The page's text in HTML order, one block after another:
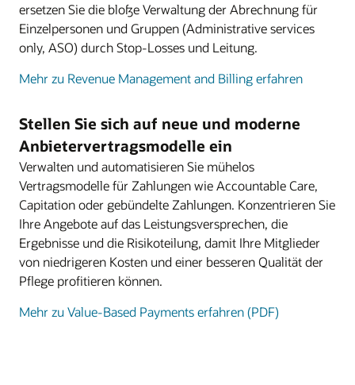
ersetzen Sie die bloße Verwaltung der Abrechnung für
Einzelpersonen und Gruppen (Administrative services
only, ASO) durch Stop-Losses und Leitung.
Mehr zu Revenue Management and Billing erfahren
Stellen Sie sich auf neue und moderne
Anbietervertragsmodelle ein
Verwalten und automatisieren Sie mühelos
Vertragsmodelle für Zahlungen wie Accountable Care,
Capitation oder gebündelte Zahlungen. Konzentrieren Sie
Ihre Angebote auf das Leistungsversprechen, die
Ergebnisse und die Risikoteilung, damit Ihre Mitglieder
von niedrigeren Kosten und einer besseren Qualität der
Pflege profitieren können.
Mehr zu Value-Based Payments erfahren (PDF)